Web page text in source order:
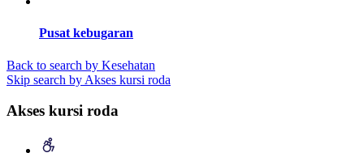
Pusat kebugaran
Back to search by Kesehatan
Skip search by Akses kursi roda
Akses kursi roda